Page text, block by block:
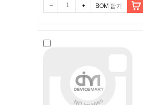
BOM 담기